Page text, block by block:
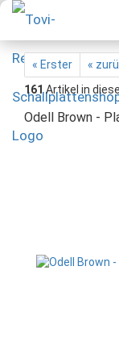
« Erster «
161Artikel in
Odell Brown -